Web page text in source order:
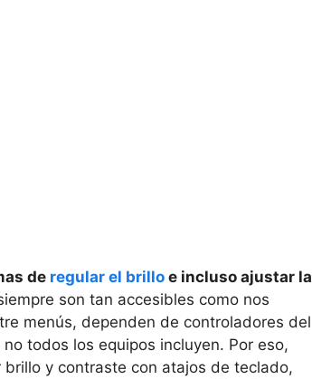
de regular el brillo e incluso ajustar la
son tan accesibles como nos
menús, dependen de controladores del
todos los equipos incluyen. Por eso,
y contraste con atajos de teclado,